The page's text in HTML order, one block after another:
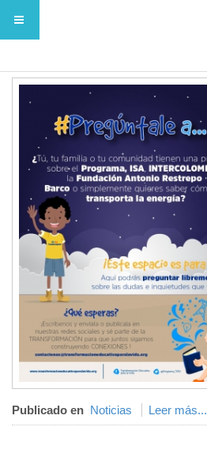
Publicado en Noticias Leer más...